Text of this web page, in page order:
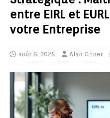
entre EIRL et
votre Entreprise
août 6, 2025 Alan Griner